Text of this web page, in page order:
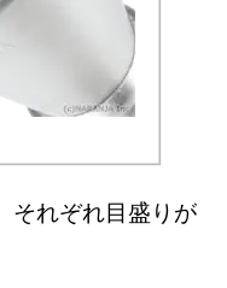
それぞれ目盛りが